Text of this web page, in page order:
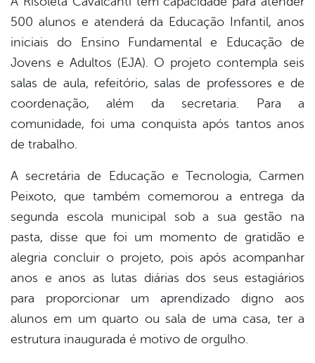
500 alunos e atenderá da Educação Infantil, anos
iniciais do Ensino Fundamental e Educação de
Jovens e Adultos (EJA). O projeto contempla seis
salas de aula, refeitório, salas de professores e de
coordenação, além da secretaria. Para a
comunidade, foi uma conquista após tantos anos
de trabalho.
A secretária de Educação e Tecnologia, Carmen
Peixoto, que também comemorou a entrega da
segunda escola municipal sob a sua gestão na
pasta, disse que foi um momento de gratidão e
alegria concluir o projeto, pois após acompanhar
anos e anos as lutas diárias dos seus estagiários
para proporcionar um aprendizado digno aos
alunos em um quarto ou sala de uma casa, ter a
estrutura inaugurada é motivo de orgulho.